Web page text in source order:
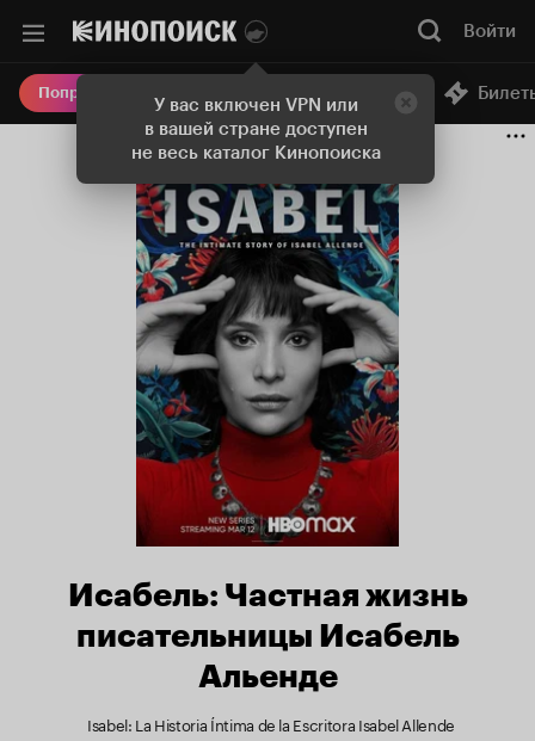
У вас включен VPN или
в вашей стране доступен
не весь каталог Кинопоиска
Войти
Попробовать Плюс Онлайн-кинотеатр
Исабель: Частная жизнь
писательницы Исабель
Альенде
Isabel: La Historia Íntima de la Escritora Isabel Allende